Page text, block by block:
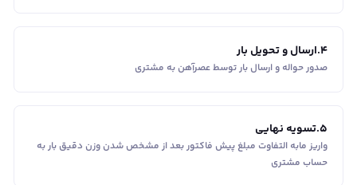
4
.ارسال و تحویل بار
صدور حواله و ارسال بار توسط عصرآهن به مشتری
5
.تسویه نهایی
واریز مابه التفاوت مبلغ پیش فاکتور بعد از مشخص شدن وزن دقیق بار به
حساب مشتری